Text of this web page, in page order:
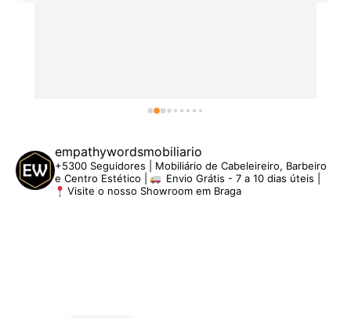
empathywordsmobiliario
+5300 Seguidores | Mobiliário de Cabeleireiro, Barbeiro
e Centro Estético |
Envio Grátis - 7 a 10 dias úteis |
Visite o nosso Showroom em Braga